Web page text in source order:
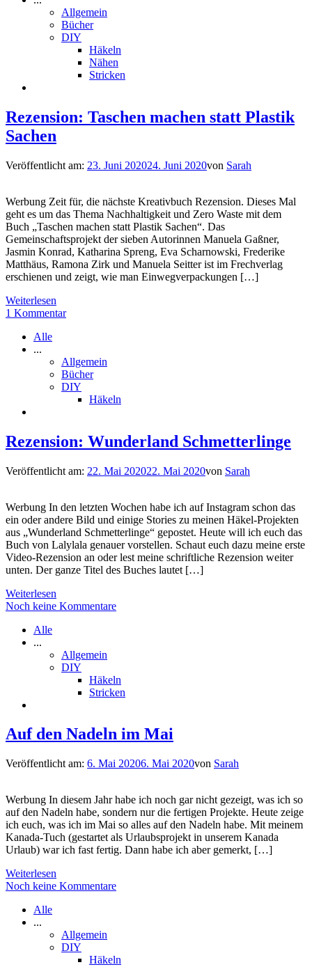
Allgemein
Bücher
DIY
Häkeln
Nähen
Stricken
Rezension: Taschen machen statt Plastik
Sachen
Veröffentlicht am: 23. Juni 202024. Juni 2020von Sarah
Werbung Zeit für, die nächste Kreativbuch Rezension. Dieses Mal
geht es um das Thema Nachhaltigkeit und Zero Waste mit dem
Buch „Taschen machen statt Plastik Sachen“. Das
Gemeinschaftsprojekt der sieben Autorinnen Manuela Gaßner,
Jasmin Konrad, Katharina Spreng, Eva Scharnowski, Frederike
Matthäus, Ramona Zirk und Manuela Seitter ist im Frechverlag
erschienen und zeigt, wie man Einwegverpackungen […]
Weiterlesen
1 Kommentar
Alle
...
Allgemein
Bücher
DIY
Häkeln
Rezension: Wunderland Schmetterlinge
Veröffentlicht am: 22. Mai 202022. Mai 2020von Sarah
Werbung In den letzten Wochen habe ich auf Instagram schon das
ein oder andere Bild und einige Stories zu meinen Häkel-Projekten
aus „Wunderland Schmetterlinge“ gepostet. Heute will ich euch das
Buch von Lalylala genauer vorstellen. Schaut euch dazu meine erste
Video-Rezension an oder lest meine schriftliche Rezension weiter
unten. Der ganze Titel des Buches lautet […]
Weiterlesen
Noch keine Kommentare
Alle
...
Allgemein
DIY
Häkeln
Stricken
Auf den Nadeln im Mai
Veröffentlicht am: 6. Mai 20206. Mai 2020von Sarah
Werbung In diesem Jahr habe ich noch gar nicht gezeigt, was ich so
auf den Nadeln habe, sondern nur die fertigen Projekte. Heute zeige
ich euch, was ich im Mai so alles auf den Nadeln habe. Mit meinem
Kanada-Tuch (gestartet als Urlaubsprojekt in unserem Kanada
Urlaub) war ich fast fertig. Dann habe ich aber gemerkt, […]
Weiterlesen
Noch keine Kommentare
Alle
...
Allgemein
DIY
Häkeln